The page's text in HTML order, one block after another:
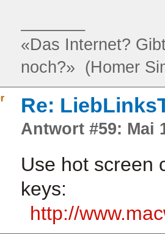
«Das Internet?
noch?» (Homer
Re:
Antwort #59: Mai
Use hot screen
keys:
http://